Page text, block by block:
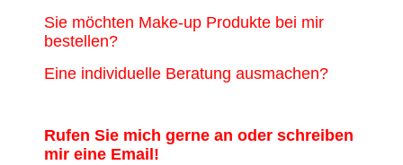
Sie möchten Make-up Produkte bei mir
bestellen?
Eine individuelle Beratung ausmachen?
Rufen Sie mich gerne an oder schreiben
mir eine Email!